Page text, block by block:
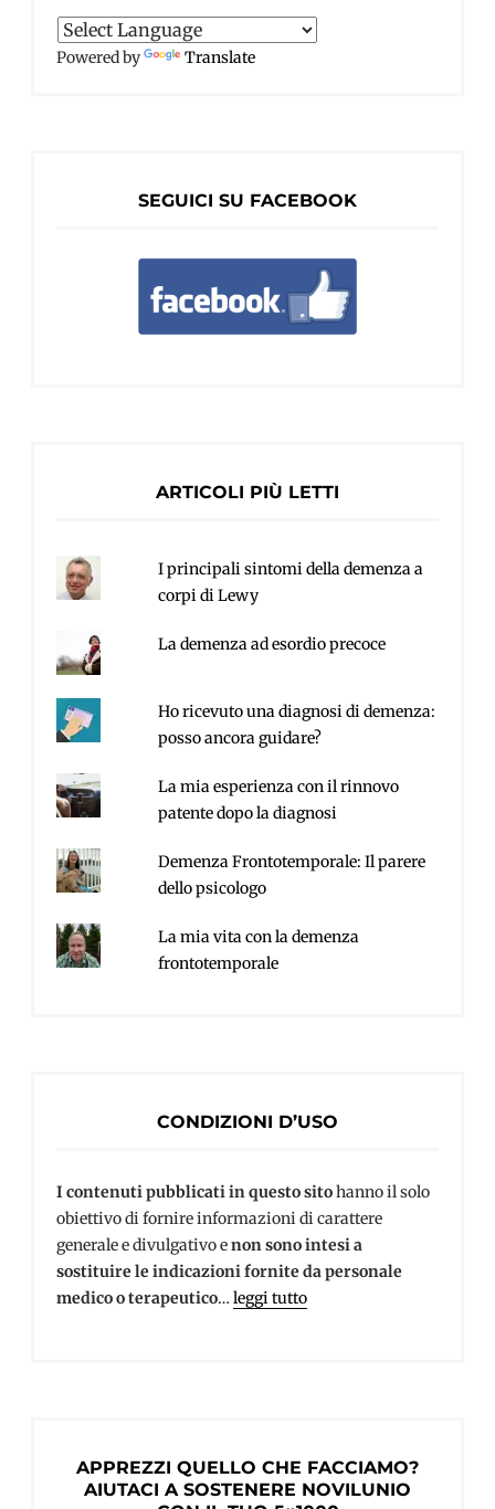
Powered by Translate
SEGUICI SU FACEBOOK
ARTICOLI PIÙ LETTI
I principali sintomi della demenza a
corpi di Lewy
La demenza ad esordio precoce
Ho ricevuto una diagnosi di demenza:
posso ancora guidare?
La mia esperienza con il rinnovo
patente dopo la diagnosi
Demenza Frontotemporale: Il parere
dello psicologo
La mia vita con la demenza
frontotemporale
CONDIZIONI D’USO
I contenuti pubblicati in questo sitohanno il solo
obiettivo di fornire informazioni di carattere
generale e divulgativo enon sono intesi a
sostituire le indicazioni fornite da personale
medico o terapeutico…leggi tutto
APPREZZI QUELLO CHE FACCIAMO?
AIUTACI A SOSTENERE NOVILUNIO